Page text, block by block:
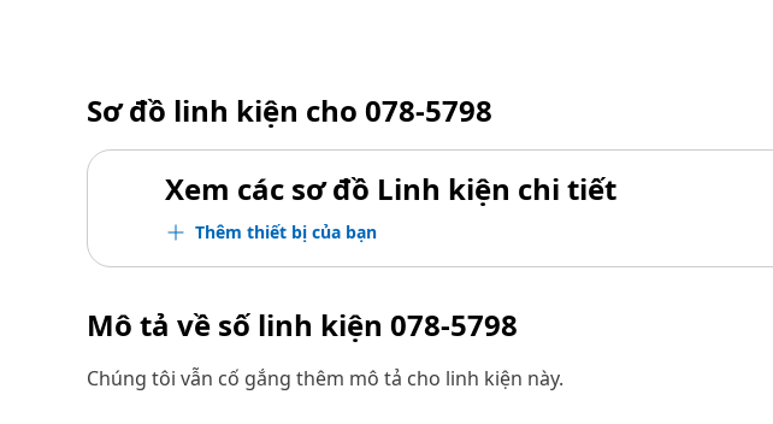
Sơ đồ linh kiện cho 078-5798
Xem các sơ đồ Linh kiện chi tiết
Thêm thiết bị của bạn
Mô tả về số linh kiện 078-5798
Chúng tôi vẫn cố gắng thêm mô tả cho linh kiện này.